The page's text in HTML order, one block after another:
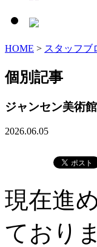
HOME > スタッフブ
個別記事
ジャンセン美術
2026.06.05
現在進
ており